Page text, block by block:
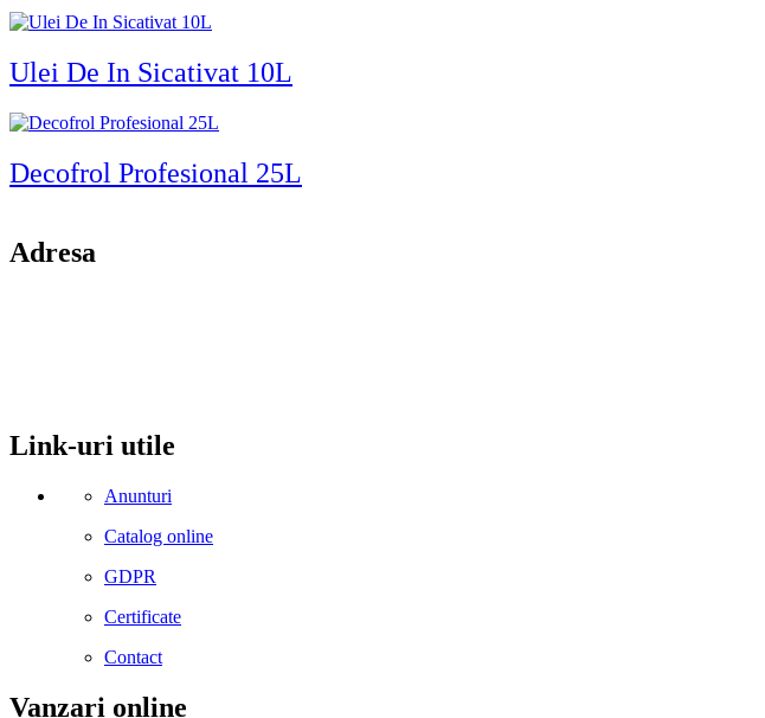
Ulei De In Sicativat 10L
Decofrol Profesional 25L
Adresa
Link-uri utile
Anunturi
Catalog online
GDPR
Certificate
Contact
Vanzari online